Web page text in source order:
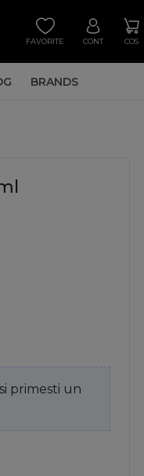
FAVORITE CONT COS
BRANDS
primesti un